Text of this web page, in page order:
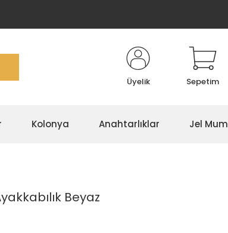
Üyelik Sepetim
Kolonya Anahtarlıklar Jel
Beyaz